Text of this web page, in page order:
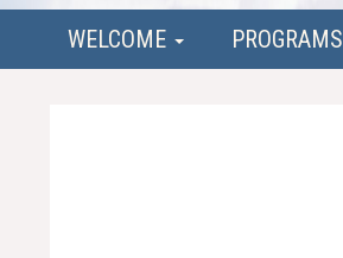
WELCOME PROGRAMS